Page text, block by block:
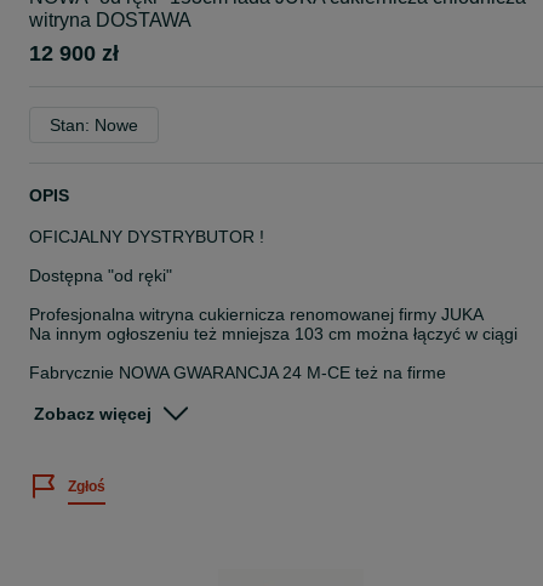
witryna DOSTAWA
12 900 zł
Stan: Nowe
OPIS
OFICJALNY DYSTRYBUTOR !
Dostępna "od ręki"
Profesjonalna witryna cukiernicza renomowanej firmy JUKA
Na innym ogłoszeniu też mniejsza 103 cm można łączyć w ciągi
Fabrycznie NOWA GWARANCJA 24 M-CE też na firme
Do wyboru dolna obudowa biała lub czarna
-zakres temperatury +4 +10 stopni
-elektroniczny kontroler Carel z zamontowaną funkcją
Zobacz więcej
Zgłoś